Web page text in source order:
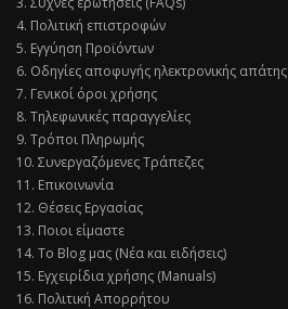
4. Πολιτική επιστροφών
5. Εγγύηση Προϊόντων
6. Οδηγίες αποφυγής ηλεκτρονικής απάτης
7. Γενικοί όροι χρήσης
8. Τηλεφωνικές παραγγελίες
9. Τρόποι Πληρωμής
10. Συνεργαζόμενες Τράπεζες
11. Επικοινωνία
12. Θέσεις Εργασίας
13. Ποιοι είμαστε
14. Το Blog μας (Νέα και ειδήσεις)
15. Εγχειρίδια χρήσης (Manuals)
16. Πολιτική Απορρήτου